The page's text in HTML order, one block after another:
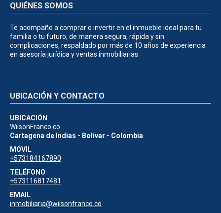
QUIÉNES SOMOS
Te acompaño a comprar o invertir en el inmueble ideal para tu
familia o tu futuro, de manera segura, rápida y sin
complicaciones, respaldado por más de 10 años de experiencia
en asesoría jurídica y ventas inmobiliarias.
UBICACIÓN Y CONTACTO
UBICACIÓN
WilsonFranco.co
Cartagena de Indias - Bolívar - Colombia
MÓVIL
+573184167890
TELÉFONO
+573116817481
EMAIL
inmobiliaria@wilsonfranco.co